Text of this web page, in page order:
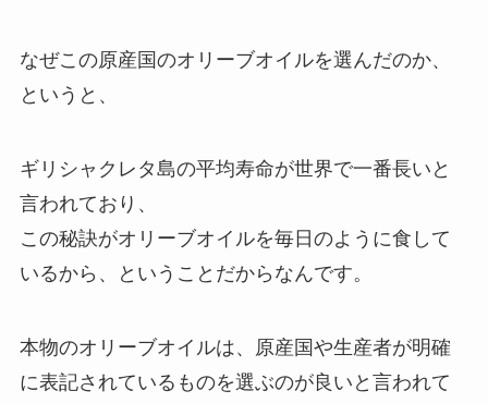
なぜこの原産国のオリーブオイルを選んだのか、
というと、
ギリシャクレタ島の平均寿命が世界で一番長い と
言われており、
この秘訣がオリーブオイルを毎日のように食して
いるから、ということだからなんです。
本物のオリーブオイルは、原産国や生産者が明確
に表記されているものを選ぶのが良いと言われて